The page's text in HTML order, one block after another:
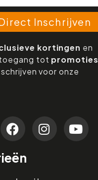
Inschrijven
kortingen en
tot promoties
voor onze